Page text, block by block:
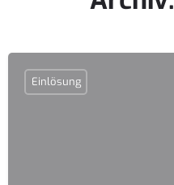
Einlösung